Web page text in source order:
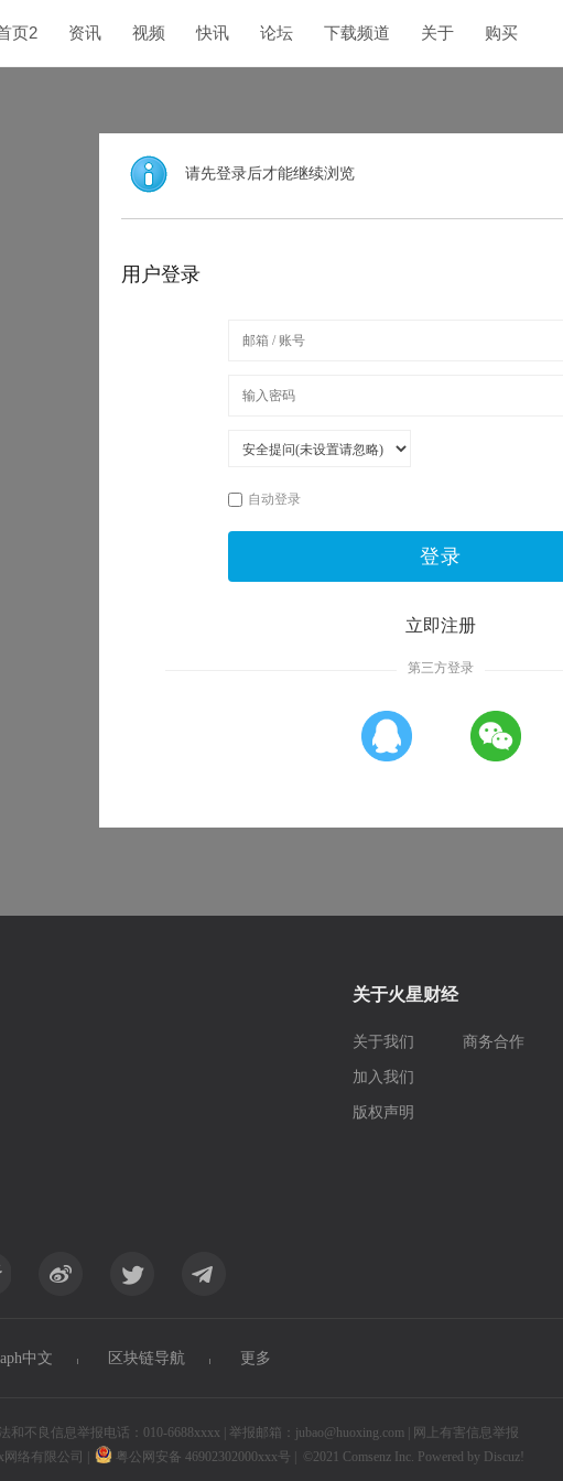
页2 资讯 视频 快讯 论坛 下载频道 关于 购买
请先登录后才能继续浏览
用户登录
自动登录
登录
立即注册
第三方登录
关于火星财经
关于我们
加入我们
版权声明
商务合作
中文 区块链导航 更多
和不良信息举报电话：010-6688xxxx | 举报邮箱：jubao@huoxing.com |
网上有害信息举报
网络有限公司
粤公网安备 46902302000xxx号 | ©2021 Comsenz Inc. Powered by Discuz!